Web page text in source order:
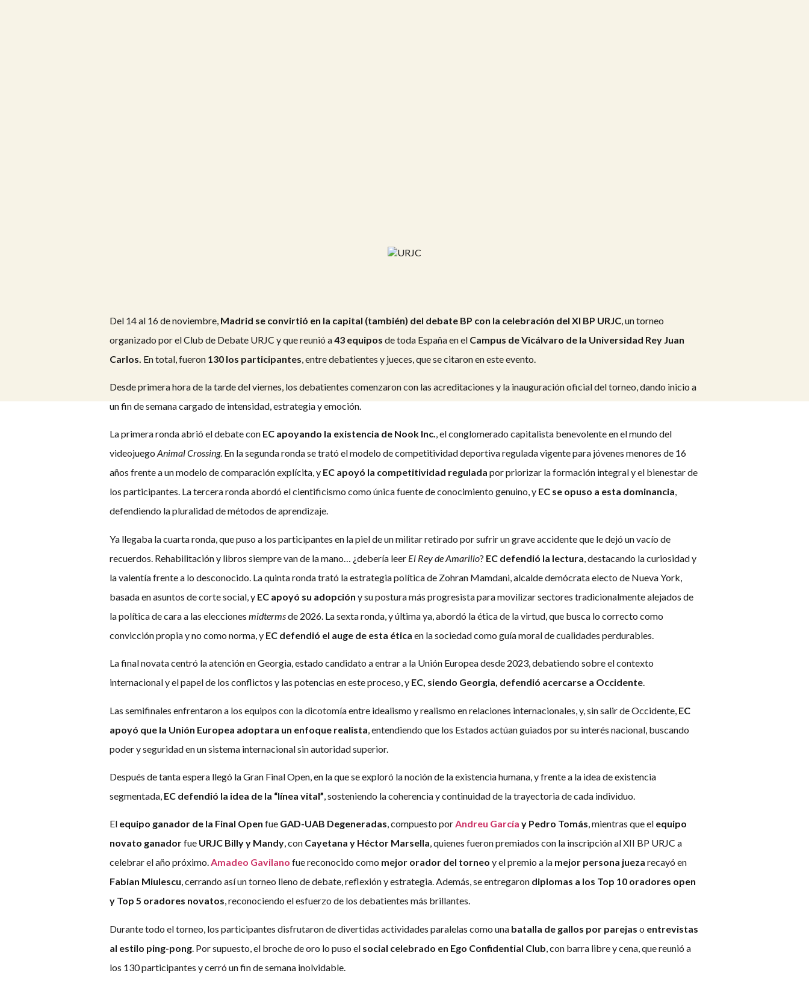
Del 14 al 16 de noviembre, Madrid se convirtió en la capital (también) del debate BP con la celebración del XI BP URJC , un torneo
organizado por el Club de Debate URJC y que reunió a43 equipos de toda España en el Campus de Vicálvaro de la Universidad Rey Juan
Carlos. En total, fueron 130 los participantes , entre debatientes y jueces, que se citaron en este evento.
Desde primera hora de la tarde del viernes, los debatientes comenzaron con las acreditaciones y la inauguración oficial del torneo, dando inicio a
un fin de semana cargado de intensidad, estrategia y emoción.
La primera ronda abrió el debate con EC apoyando la existencia de Nook Inc., el conglomerado capitalista benevolente en el mundo del
videojuego Animal Crossing. En la segunda ronda se trató el modelo de competitividad deportiva regulada vigente para jóvenes menores de 16
años frente a un modelo de comparación explícita, y EC apoyó la competitividad regulada por priorizar la formación integral y el bienestar de
los participantes. La tercera ronda abordó el cientificismo como única fuente de conocimiento genuino, y EC se opuso a esta dominancia,
defendiendo la pluralidad de métodos de aprendizaje.
Ya llegaba la cuarta ronda, que puso a los participantes en la piel de un militar retirado por sufrir un grave accidente que le dejó un vacío de
recuerdos. Rehabilitación y libros siempre van de la mano… ¿debería leer El Rey de Amarillo? EC defendió la lectura , destacando la curiosidad y
la valentía frente a lo desconocido. La quinta ronda trató la estrategia política de Zohran Mamdani, alcalde demócrata electo de Nueva York,
basada en asuntos de corte social, y EC apoyó su adopción y su postura más progresista para movilizar sectores tradicionalmente alejados de
la política de cara a las elecciones midtermsde 2026. La sexta ronda, y última ya, abordó la ética de la virtud, que busca lo correcto como
convicción propia y no como norma, y EC defendió el auge de esta ética en la sociedad como guía moral de cualidades perdurables.
La final novata centró la atención en Georgia, estado candidato a entrar a la Unión Europea desde 2023, debatiendo sobre el contexto
internacional y el papel de los conflictos y las potencias en este proceso, y EC, siendo Georgia, defendió acercarse a Occidente.
Las semifinales enfrentaron a los equipos con la dicotomía entre idealismo y realismo en relaciones internacionales, y, sin salir de Occidente, EC
apoyó que la Unión Europea adoptara un enfoque realista , entendiendo que los Estados actúan guiados por su interés nacional, buscando
poder y seguridad en un sistema internacional sin autoridad superior.
Después de tanta espera llegó la Gran Final Open, en la que se exploró la noción de la existencia humana, y frente a la idea de existencia
segmentada, EC defendió la idea de la “línea vital”, sosteniendo la coherencia y continuidad de la trayectoria de cada individuo.
El equipo ganador de la Final Open fue GAD-UAB Degeneradas, compuesto porAndreu García y Pedro Tomás, mientras que el equipo
novato ganadorfue URJC Billy y Mandy, con Cayetana y Héctor Marsella, quienes fueron premiados con la inscripción al XII BP URJC a
celebrar el año próximo.Amadeo Gavilano fue reconocido como mejor orador del torneo y el premio a la mejor persona jueza recayó en
Fabian Miulescu, cerrando así un torneo lleno de debate, reflexión y estrategia. Además, se entregaron diplomas a los Top 10 oradores open
y Top 5 oradores novatos, reconociendo el esfuerzo de los debatientes más brillantes.
Durante todo el torneo, los participantes disfrutaron de divertidas actividades paralelas como una batalla de gallos por parejas o entrevistas
al estilo ping-pong . Por supuesto, el broche de oro lo puso el social celebrado en Ego Confidential Club , con barra libre y cena, que reunió a
los 130 participantes y cerró un fin de semana inolvidable.